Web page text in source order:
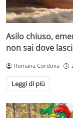
Asilo chiuso,
non sai dove
Romana Cordova
Leggi di più